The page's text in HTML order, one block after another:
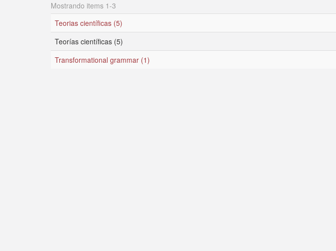
Mostrando items 1-3
Teorias científicas (5)
Teorías científicas (5)
Transformational grammar (1)